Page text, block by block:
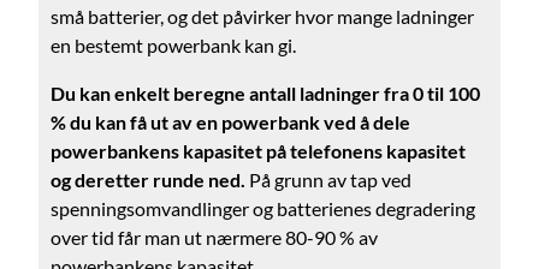
699,-
Gir opptil 30 W lading
A-port
Praktisk solcellelading og
innebygd lommelykt
4.0 (64)
299
innebygd lommelykt
1x USB-C-port og 2x USB-A-
porter
Kan lades via USB-lader
eller solcellene
små batterier, og det påvirker hvor mange ladninger
en bestemt powerbank kan gi.
Du kan enkelt beregne antall ladninger fra 0 til 100
% du kan få ut av en powerbank ved å dele
powerbankens kapasitet på telefonens kapasitet
og deretter runde ned. På grunn av tap ved
spenningsomvandlinger og batterienes degradering
over tid får man ut nærmere 80-90 % av